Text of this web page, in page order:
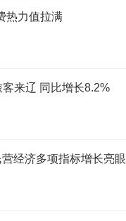
热力值拉满
客来辽 同比增长8.2%
经济多项指标增长亮眼